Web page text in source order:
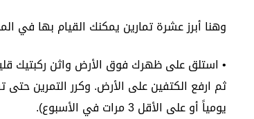
وهنا أبرز عشرة تمارين يمكنك القيام بها في
• استلق على ظهرك فوق الأرض واثن ركبتيك
ثم ارفع الكتفين على الأرض. وكرر التمرين حتى
يومياً أو على الأقل 3 مرات في الأسبوع).